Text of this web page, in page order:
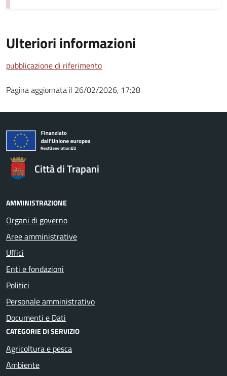
Ulteriori informazioni
pubblicazione di riferimento
Pagina aggiornata il 26/02/2026, 17:28
Città di Trapani
AMMINISTRAZIONE
Organi di governo
Aree amministrative
Uffici
Enti e fondazioni
Politici
Personale amministrativo
Documenti e Dati
CATEGORIE DI SERVIZIO
Agricoltura e pesca
Ambiente